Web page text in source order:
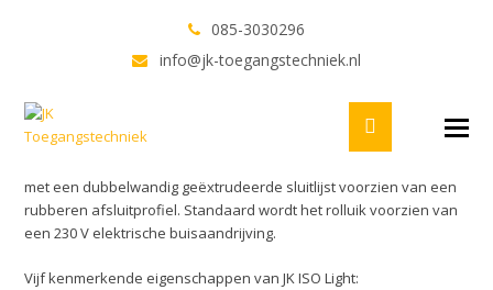
085-3030296
info@jk-toegangstechniek.nl
Youtube
JK ISO Light
van staal verzinkte geleiders en een los bewegingsstel. Het
pantser is opgebouwd uit dubbelwandig, geïsoleerde stalen
met een dubbelwandig geëxtrudeerde sluitlijst voorzien van een
rubberen afsluitprofiel. Standaard wordt het rolluik voorzien van
een 230 V elektrische buisaandrijving.
Vijf kenmerkende eigenschappen van JK ISO Light: